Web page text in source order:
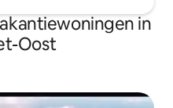
in
Oost